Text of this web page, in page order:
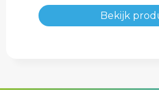
Bekijk